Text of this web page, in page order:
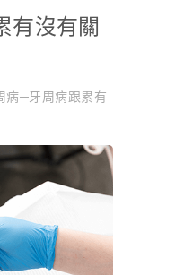
有沒有關
病─牙周病跟累有